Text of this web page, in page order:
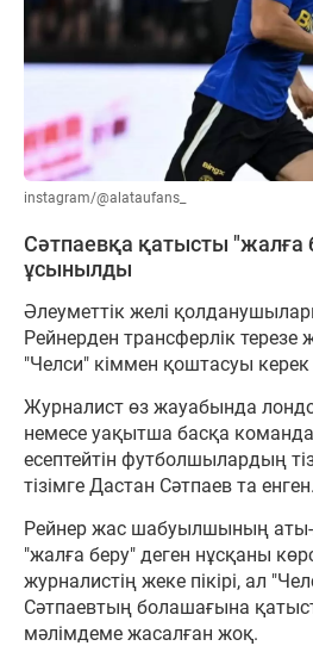
instagram/@alataufans_
Сәтпаевқа қатысты "жалға
ұсынылды
Әлеуметтік желі
Рейнерден трансферлік терезе
"Челси" кіммен қоштасуы керек
Журналист өз жауабында
немесе уақытша басқа
есептейтін футболшылардың
тізімге Дастан Сәтпаев та енген.
Рейнер жас шабуылшының аты-
"жалға беру" деген нұсқаны
журналистің жеке пікірі, ал
Сәтпаевтың болашағына
мәлімдеме жасалған жоқ.